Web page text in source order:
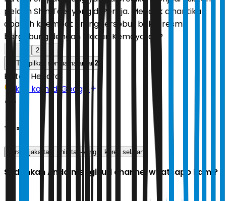
pelatih Shin Tae-yong di Persija. Menarik dinantikan
apakah keempat orang tersebut bakal resmi
bergabung dengan Macan Kemayoran?
2
Tampilkan semua halaman2
Editor: Hendra
Ikuti kami di Google
Tags
persija jakarta shin tae-yong korea selatan
Sudahkah Anda mengikuti channel whatsapp kami?